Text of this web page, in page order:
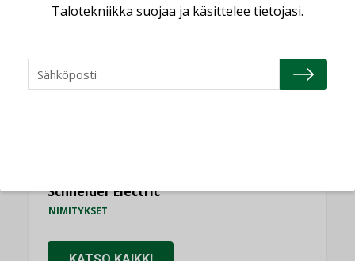
Refair
Schneider Electric
NIMITYKSET
Talotekniikka suojaa ja käsittelee tietojasi.